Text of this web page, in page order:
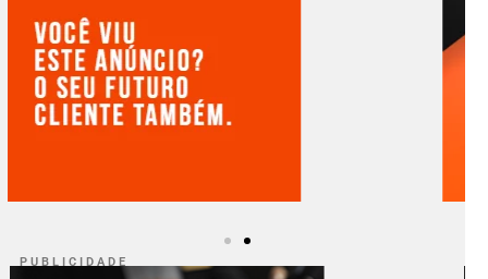
P U B L I C I D A D E